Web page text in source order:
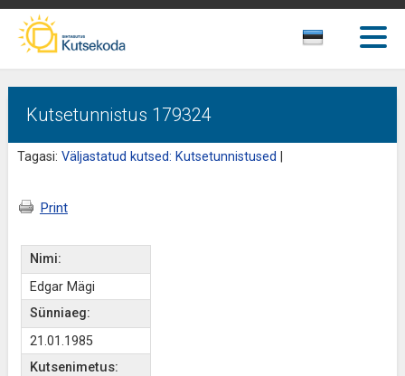
Kutsetunnistus 179324
Tagasi: Väljastatud kutsed: Kutsetunnistused
Print
Nimi:
Edgar Mägi
Sünniaeg:
21.01.1985
Kutsenimetus: